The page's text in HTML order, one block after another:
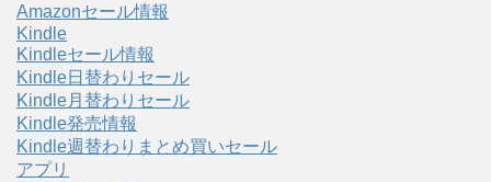
Amazonセール情報
Kindle
Kindleセール情報
Kindle日替わりセール
Kindle月替わりセール
Kindle発売情報
Kindle週替わりまとめ買いセール
アプリ